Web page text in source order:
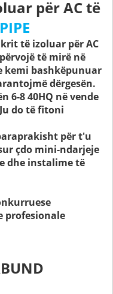
për AC të
të izoluar për AC
të mirë në
kemi bashkëpunuar
dërgesën.
6-8 40HQ në vende
do të fitoni
për t'u
çdo mini-ndarjeje
dhe instalime të
profesionale